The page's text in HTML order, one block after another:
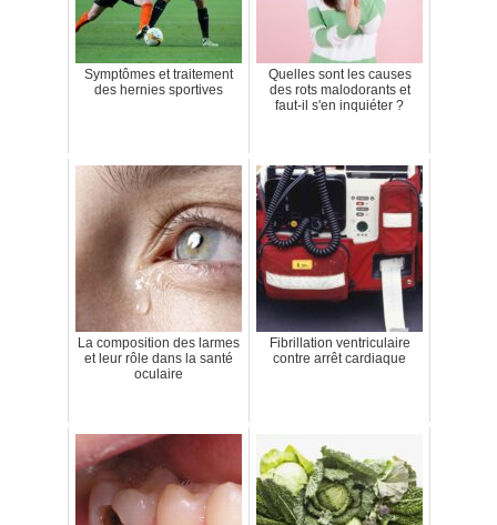
Symptômes et traitement
des hernies sportives
Quelles sont les causes
des rots malodorants et
faut-il s'en inquiéter ?
La composition des larmes
et leur rôle dans la santé
oculaire
Fibrillation ventriculaire
contre arrêt cardiaque